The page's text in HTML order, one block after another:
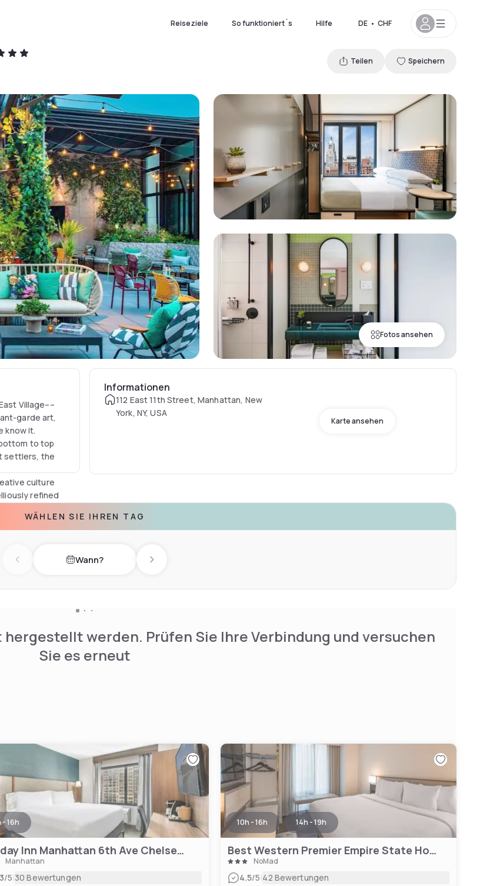
Reiseziele So funktioniert´s Hilfe DE • CHF
Fotos ansehen
Teilen Speichern
Village––
garde art,
know it.
to top
settlers, the
culture
refined
Informationen
112 East 11th Street, Manhattan, New
York, NY, USA
Karte ansehen
WÄHLEN SIE IHREN TAG
Previous day Wann? Next day
werden. Prüfen Sie Ihre Verbindung und versuchen
Sie es erneut
- 16h
Holiday Inn Manhattan 6th Ave Chelsea, an IHG hotel
Manhattan
/5|30 Bewertungen
10h - 16h 14h - 19h
Best Western Premier Empire State Hotel
NoMad
4.5/5|42 Bewertungen